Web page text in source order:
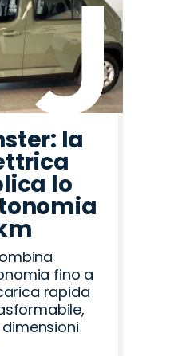
la
lo
fino a
rapida